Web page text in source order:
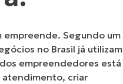
empreende. Segundo um
no Brasil já utilizam
empreendedores está
atendimento, criar